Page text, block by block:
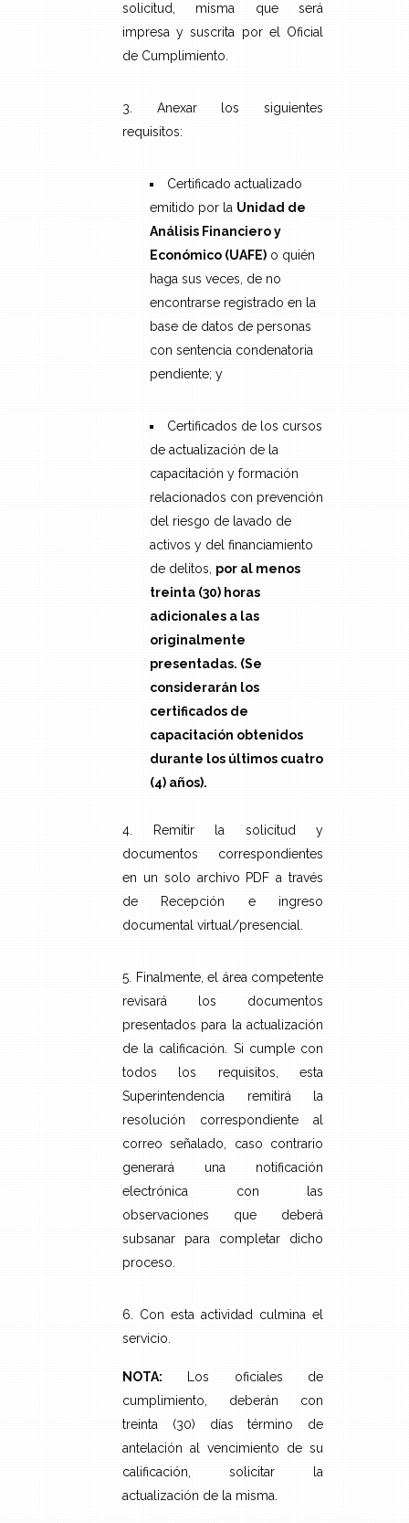
solicitud, misma que será
impresa y suscrita por el Oficial
de Cumplimiento.
3. Anexar los siguientes
requisitos:
Certificado actualizado
emitido por la Unidad de
Análisis Financiero y
Económico (UAFE) o quién
haga sus veces, de no
encontrarse registrado en la
base de datos de personas
con sentencia condenatoria
pendiente; y
Certificados de los cursos
de actualización de la
capacitación y formación
relacionados con prevención
del riesgo de lavado de
activos y del financiamiento
de delitos, por al menos
treinta (30) horas
adicionales a las
originalmente
presentadas. (Se
considerarán los
certificados de
capacitación obtenidos
durante los últimos cuatro
(4) años).
4. Remitir la solicitud y
documentos correspondientes
en un solo archivo PDF a través
de Recepción e ingreso
documental virtual/presencial.
5. Finalmente, el área competente
revisará los documentos
presentados para la actualización
de la calificación. Si cumple con
todos los requisitos, esta
Superintendencia remitirá la
resolución correspondiente al
correo señalado, caso contrario
generará una notificación
electrónica con las
observaciones que deberá
subsanar para completar dicho
proceso.
6. Con esta actividad culmina el
servicio.
NOTA: Los oficiales de
cumplimiento, deberán con
treinta (30) días término de
antelación al vencimiento de su
calificación, solicitar la
actualización de la misma.